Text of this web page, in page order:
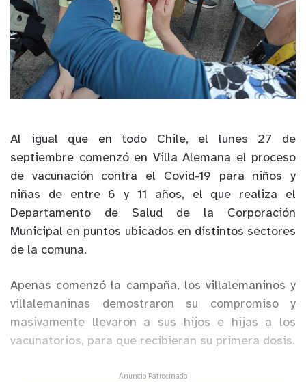
Al igual que en todo Chile, el lunes 27 de
septiembre comenzó en Villa Alemana el proceso
de vacunación contra el Covid-19 para niños y
niñas de entre 6 y 11 años, el que realiza el
Departamento de Salud de la Corporación
Municipal en puntos ubicados en distintos sectores
de la comuna.
Apenas comenzó la campaña, los villalemaninos y
villalemaninas demostraron su compromiso y
masivamente llevaron a sus hijos e hijas a los
vacunatorios, para que recibieran su primera dosis.
Anuncio Patrocinado